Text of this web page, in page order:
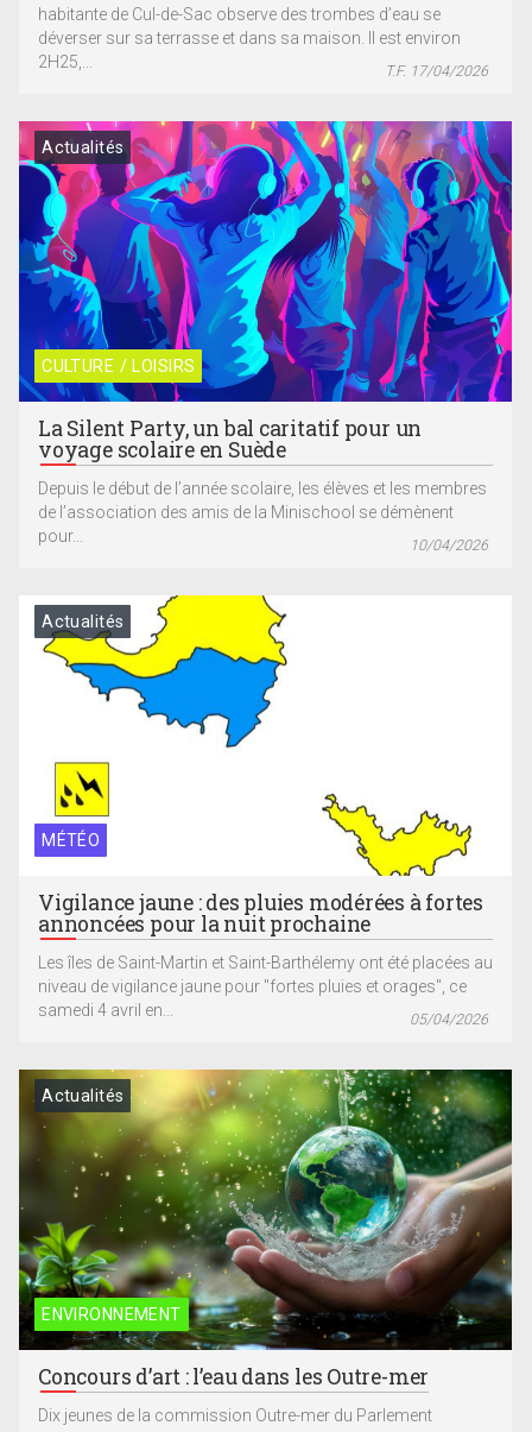
habitante de Cul-de-Sac observe des trombes d’eau se
déverser sur sa terrasse et dans sa maison. Il est environ
2H25,...
T.F. 17/04/2026
CULTURE / LOISIRS
Actualités
La Silent Party, un bal caritatif pour un
voyage scolaire en Suède
Depuis le début de l’année scolaire, les élèves et les membres
de l’association des amis de la Minischool se démènent
pour...
10/04/2026
MÉTÉO
Actualités
Vigilance jaune : des pluies modérées à fortes
annoncées pour la nuit prochaine
Les îles de Saint-Martin et Saint-Barthélemy ont été placées au
niveau de vigilance jaune pour "fortes pluies et orages", ce
samedi 4 avril en...
05/04/2026
ENVIRONNEMENT
Actualités
Concours d’art : l’eau dans les Outre-mer
Dix jeunes de la commission Outre-mer du Parlement